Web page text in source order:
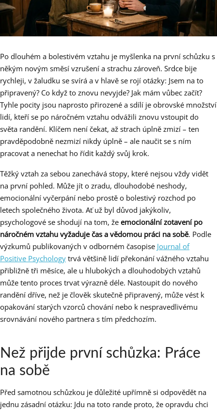
Po dlouhém a bolestivém vztahu je myšlenka na první schůzku s
někým novým směsí vzrušení a strachu zároveň. Srdce bije
rychleji, v žaludku se svírá a v hlavě se rojí otázky: Jsem na to
připravený? Co když to znovu nevyjde? Jak mám vůbec začít?
Tyhle pocity jsou naprosto přirozené a sdílí je obrovské množství
lidí, kteří se po náročném vztahu odvážili znovu vstoupit do
světa randění. Klíčem není čekat, až strach úplně zmizí – ten
pravděpodobně nezmizí nikdy úplně – ale naučit se s ním
pracovat a nenechat ho řídit každý svůj krok.
Těžký vztah za sebou zanechává stopy, které nejsou vždy vidět
na první pohled. Může jít o zradu, dlouhodobé neshody,
emocionální vyčerpání nebo prostě o bolestivý rozchod po
letech společného života. Ať už byl důvod jakýkoliv,
psychologové se shodují na tom, že emocionální zotavení po
náročném vztahu vyžaduje čas a vědomou práci na sobě. Podle
výzkumů publikovaných v odborném časopise Journal of
Positive Psychology trvá většině lidí překonání vážného vztahu
přibližně tři měsíce, ale u hlubokých a dlouhodobých vztahů
může tento proces trvat výrazně déle. Nastoupit do nového
randění dříve, než je člověk skutečně připravený, může vést k
opakování starých vzorců chování nebo k nespravedlivému
srovnávání nového partnera s tím předchozím.
Než přijde první schůzka: Práce
na sobě
Před samotnou schůzkou je důležité upřímně si odpovědět na
jednu zásadní otázku: Jdu na toto rande proto, že opravdu chci